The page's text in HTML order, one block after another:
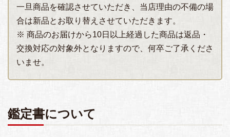
一旦商品を確認させていただき、当店理由の不備の場
合は新品とお取り替えさせていただきます。
※ 商品のお届けから10日以上経過した商品は返品・
交換対応の対象外となりますので、何卒ご了承くださ
いませ。
鑑定書について